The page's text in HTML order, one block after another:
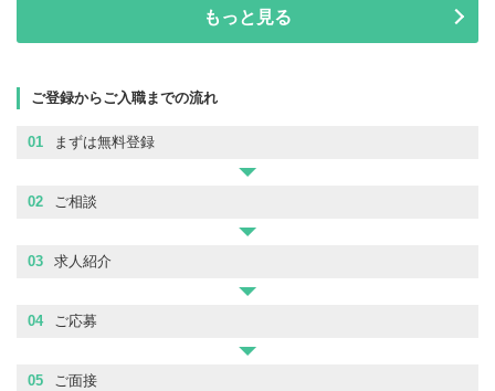
もっと見る
ご登録からご入職までの流れ
01 まずは無料登録
02 ご相談
03 求人紹介
04 ご応募
05 ご面接